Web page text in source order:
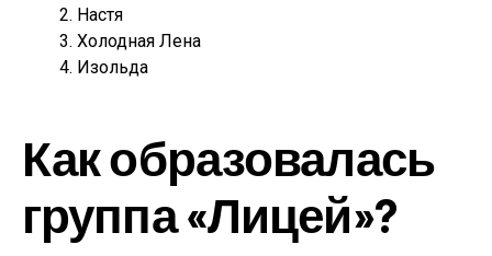
Настя
Холодная Лена
Изольда
Как образовалась
группа «Лицей»?